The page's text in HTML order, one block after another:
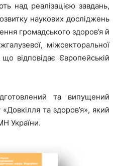
над реалізацією завдань,
наукових досліджень
громадського здоров’я й
міжсекторальної
відповідає Європейській
та випущений
та здоров’я», який
України.